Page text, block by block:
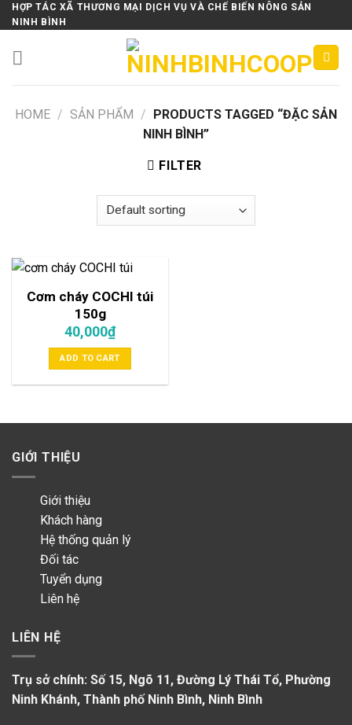
Skip
to
content
HỢP TÁC XÃ THƯƠNG MẠI DỊCH VỤ VÀ CHẾ BIẾN NÔNG SẢN
NINH BÌNH
HOME / SẢN PHẨM / PRODUCTS TAGGED “ĐẶC SẢN
NINH BÌNH”
FILTER
Cơm cháy COCHI túi
150g
40,000₫
ADD TO CART
GIỚI THIỆU
Giới thiệu
Khách hàng
Hệ thống quản lý
Đối tác
Tuyển dụng
Liên hệ
LIÊN HỆ
Trụ sở chính: Số 15, Ngõ 11, Đường Lý Thái Tổ, Phường
Ninh Khánh, Thành phố Ninh Bình, Ninh Bình